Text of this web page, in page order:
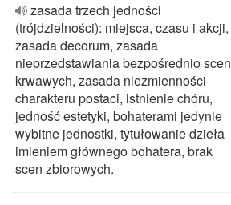
zasada trzech jedności
(trójdzielności): miejsca, czasu i akcji,
zasada decorum, zasada
nieprzedstawiania bezpośrednio scen
krwawych, zasada niezmienności
charakteru postaci, istnienie chóru,
jedność estetyki, bohaterami jedynie
wybitne jednostki, tytułowanie dzieła
imieniem głównego bohatera, brak
scen zbiorowych.